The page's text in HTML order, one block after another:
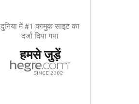
दुनिया में #1 कामुक साइट का
दर्जा दिया गया
हमसे जुड़ें